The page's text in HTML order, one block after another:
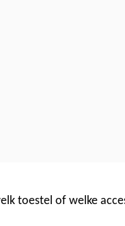
toestel of welke